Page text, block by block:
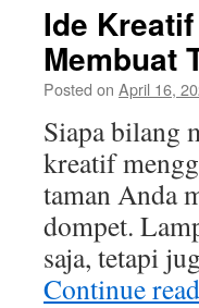
Ide
Membuat
Posted on April 16,
Siapa bilang
kreatif
taman Anda
dompet.
saja, tetapi
Continue